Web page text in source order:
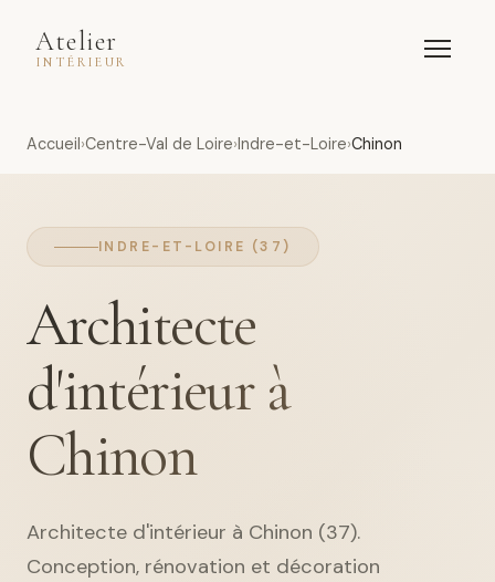
Atelier
INTÉRIEUR
Accueil Centre-Val de Loire Indre-et-Loire Chinon
INDRE-ET-LOIRE (37)
Architecte
d'intérieur à
Chinon
Architecte d'intérieur à Chinon (37).
Conception, rénovation et décoration